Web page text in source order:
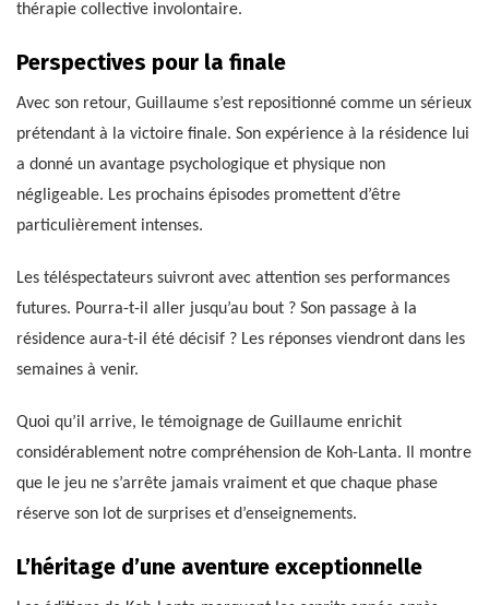
thérapie collective involontaire.
Perspectives pour la finale
Avec son retour, Guillaume s’est repositionné comme un sérieux
prétendant à la victoire finale. Son expérience à la résidence lui
a donné un avantage psychologique et physique non
négligeable. Les prochains épisodes promettent d’être
particulièrement intenses.
Les téléspectateurs suivront avec attention ses performances
futures. Pourra-t-il aller jusqu’au bout ? Son passage à la
résidence aura-t-il été décisif ? Les réponses viendront dans les
semaines à venir.
Quoi qu’il arrive, le témoignage de Guillaume enrichit
considérablement notre compréhension de Koh-Lanta. Il montre
que le jeu ne s’arrête jamais vraiment et que chaque phase
réserve son lot de surprises et d’enseignements.
L’héritage d’une aventure exceptionnelle